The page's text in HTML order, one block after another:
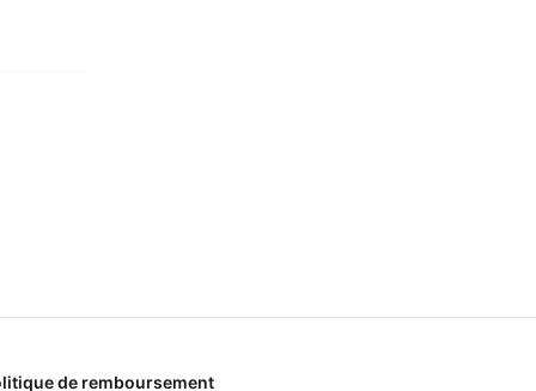
de remboursement